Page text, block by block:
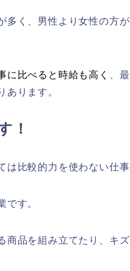
多く、男性より女性の方
に比べると時給も高く
、
あります。
！
比較的力を使わない仕事
です。
品を組み立てたり、キ